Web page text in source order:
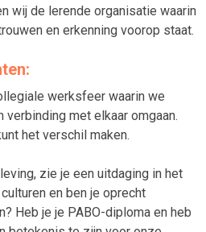
wij de lerende organisatie waarin
en erkenning voorop staat.
werksfeer waarin we
met elkaar omgaan.
het verschil maken.
zie je een uitdaging in het
en ben je oprecht
Heb je je PABO-diploma en heb